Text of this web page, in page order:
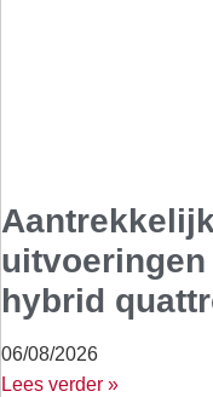
uitvoeringen
hybrid
06/08/2026
Lees verder »